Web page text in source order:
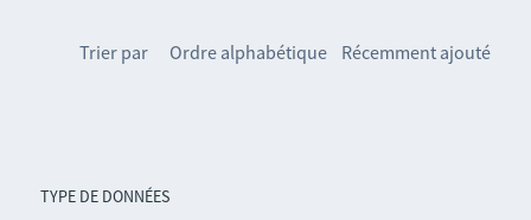
TYPE DE DONNÉES
Trier par Ordre alphabétique Récemment ajouté